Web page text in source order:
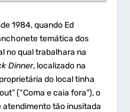
1984, quando Ed
temática dos
no qual trabalhara na
Dinner, localizado na
do local tinha
(“Coma e caia fora”), o
atendimento tão inusitada